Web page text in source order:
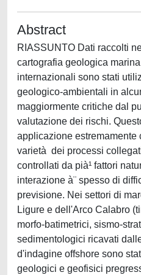
Abstract
RIASSUNTO Dati raccolti
cartografia geologica
internazionali sono stati
geologico-ambientali in
maggiormente critiche dal
valutazione dei rischi.
applicazione estremamente
varietà dei processi
controllati da pià¹ fattori
interazione à¨ spesso di
previsione. Nei settori di
Ligure e dell'Arco Calabro
morfo-batimetrici, sismo-
sedimentologici ricavati
d'indagine offshore sono
geologici e geofisici